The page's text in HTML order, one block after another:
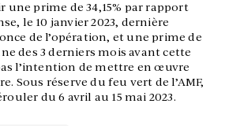
une prime de 34,15% par rapport
le 10 janvier 2023, dernière
de l’opération, et une prime de
des 3 derniers mois avant cette
l’intention de mettre en œuvre
Sous réserve du feu vert de l’AMF,
du 6 avril au 15 mai 2023.